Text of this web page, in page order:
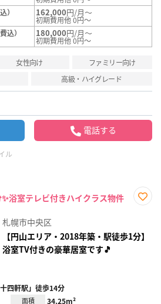
）
162,000円/月～
初期費用他 0円～
込）
180,000円/月～
初期費用他 0円～
女性向け
ファミリー向け
高級・ハイグレード
電話する
ル
✨浴室テレビ付きハイクラス物件
録
札幌市中央区
【円山エリア・2018年築・駅徒歩1分】
浴室TV付きの豪華居室です🎵
四軒駅」徒歩14分
面積 34.25m²